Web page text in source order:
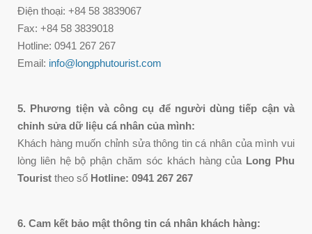
Điện thoại: +84 58 3839067
Fax: +84 58 3839018
Hotline: 0941 267 267
Email: info@longphutourist.com
5. Phương tiện và công cụ để người dùng tiếp cận và
chỉnh sửa dữ liệu cá nhân của mình:
Khách hàng muốn chỉnh sửa thông tin cá nhân của mình vui
lòng liên hệ bộ phận chăm sóc khách hàng của Long Phu
Tourist theo số Hotline: 0941 267 267
6. Cam kết bảo mật thông tin cá nhân khách hàng: